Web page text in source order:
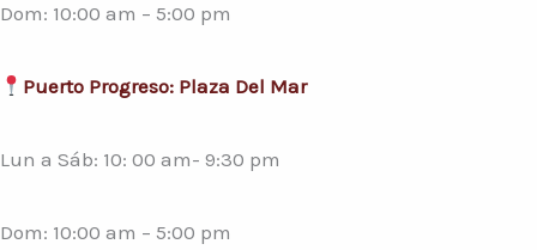
Dom: 10:00 am – 5:00 pm
Puerto Progreso: Plaza Del Mar
Lun a Sáb: 10: 00 am- 9:30 pm
Dom: 10:00 am – 5:00 pm